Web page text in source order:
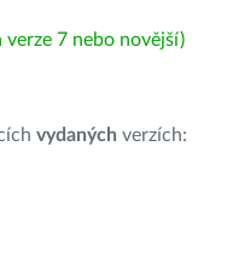
7 nebo novější)
vydaných verzích: